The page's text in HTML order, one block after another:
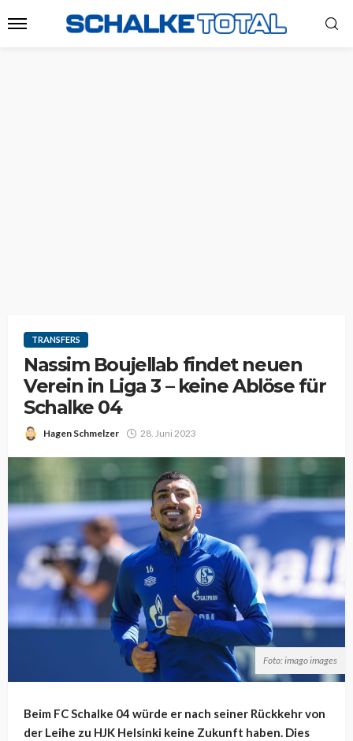
TRANSFERS
Nassim Boujellab findet neuen
Verein in Liga 3 – keine Ablöse für
Schalke 04
Hagen Schmelzer 28. Juni 2023
Foto: imago images
Beim FC Schalke 04 würde er nach seiner Rückkehr von
der Leihe zu HJK Helsinki keine Zukunft haben. Dies